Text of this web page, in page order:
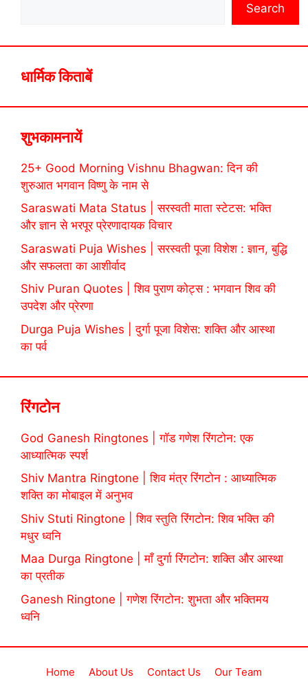
Search
धार्मिक किताबें
शुभकामनायें
25+ Good Morning Vishnu Bhagwan: दिन की
शुरुआत भगवान विष्णु के नाम से
Saraswati Mata Status | सरस्वती माता स्टेटस: भक्ति
और ज्ञान से भरपूर प्रेरणादायक विचार
Saraswati Puja Wishes | सरस्वती पूजा विशेश : ज्ञान, बुद्धि
और सफलता का आशीर्वाद
Shiv Puran Quotes | शिव पुराण कोट्स : भगवान शिव की
उपदेश और प्रेरणा
Durga Puja Wishes | दुर्गा पूजा विशेस: शक्ति और आस्था
का पर्व
रिंगटोन
God Ganesh Ringtones | गॉड गणेश रिंगटोन: एक
आध्यात्मिक स्पर्श
Shiv Mantra Ringtone | शिव मंत्र रिंगटोन : आध्यात्मिक
शक्ति का मोबाइल में अनुभव
Shiv Stuti Ringtone | शिव स्तुति रिंगटोन: शिव भक्ति की
मधुर ध्वनि
Maa Durga Ringtone | माँ दुर्गा रिंगटोन: शक्ति और आस्था
का प्रतीक
Ganesh Ringtone | गणेश रिंगटोन: शुभता और भक्तिमय
ध्वनि
Home About Us Contact Us Our Team